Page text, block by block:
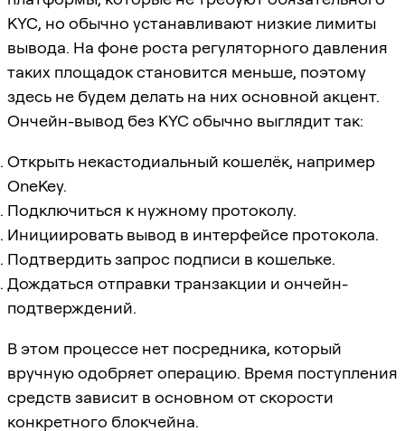
KYC, но обычно устанавливают низкие лимиты
вывода. На фоне роста регуляторного давления
таких площадок становится меньше, поэтому
здесь не будем делать на них основной акцент.
Ончейн-вывод без KYC обычно выглядит так:
Открыть некастодиальный кошелёк, например
OneKey.
Подключиться к нужному протоколу.
Инициировать вывод в интерфейсе протокола.
Подтвердить запрос подписи в кошельке.
Дождаться отправки транзакции и ончейн-
подтверждений.
В этом процессе нет посредника, который
вручную одобряет операцию. Время поступления
средств зависит в основном от скорости
конкретного блокчейна.